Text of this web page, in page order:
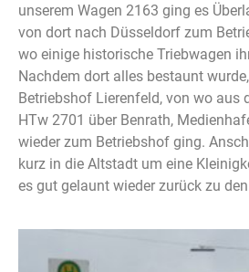
unserem Wagen 2163 ging es
von dort nach Düsseldorf zum
wo einige historische Triebwagen
Nachdem dort alles bestaunt
Betriebshof Lierenfeld, von wo aus
HTw 2701 über Benrath,
wieder zum Betriebshof ging.
kurz in die Altstadt um eine
es gut gelaunt wieder zurück zu